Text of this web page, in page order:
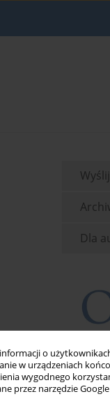
o
w urządzeniach
wygodnego
przez narzędzie
Dla